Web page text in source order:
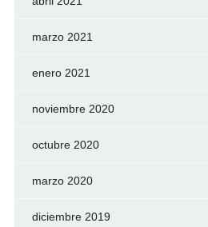
marzo 2021
enero 2021
noviembre 2020
octubre 2020
marzo 2020
diciembre 2019